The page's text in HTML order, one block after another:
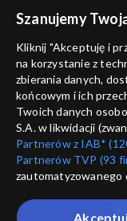
informacje o
Szanujemy
Kliknij "Akceptuję i
na korzystanie z
zbierania danych,
końcowym i ich
Twoich danych
S.A. w likwidacji
Partnerów z IAB*
Partnerów TVP (93
zautomatyzowanego
które wskazujemy